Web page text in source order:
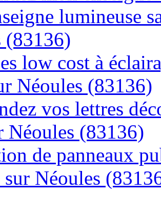
lumineuse
(83136)
low cost à
Néoules (83136)
vos lettres
Néoules (83136)
de panneaux
Néoules